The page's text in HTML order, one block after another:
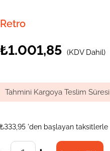
Retro
₺1.001,85 (KDV Dahil)
Tahmini Kargoya Teslim Süresi
₺333,95 'den başlayan taksitlerle